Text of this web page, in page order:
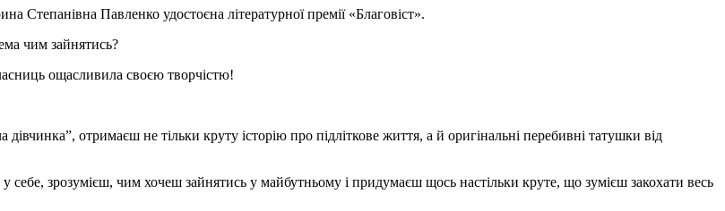
Степанівна Павленко удостоєна літературної премії «Благовіст».
чим зайнятись?
ощасливила своєю творчістю!
отримаєш не тільки круту історію про підліткове життя, а й оригінальні перебивні татушки від
себе, зрозумієш, чим хочеш зайнятись у майбутньому і придумаєш щось настільки круте, що зумієш закохати весь